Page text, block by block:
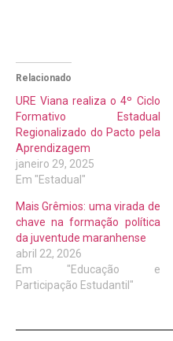
Relacionado
URE Viana realiza o 4º Ciclo
Formativo Estadual
Regionalizado do Pacto pela
Aprendizagem
janeiro 29, 2025
Em "Estadual"
Mais Grêmios: uma virada de
chave na formação política
da juventude maranhense
abril 22, 2026
Em "Educação e
Participação Estudantil"